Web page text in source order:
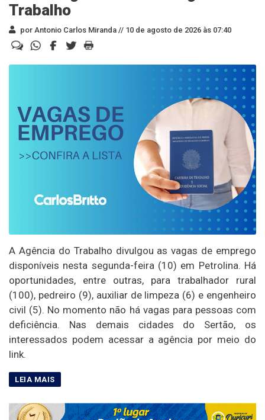
Trabalho
por Antonio Carlos Miranda // 10 de agosto de 2026 às 07:40
A Agência do Trabalho divulgou as vagas de emprego
disponíveis nesta segunda-feira (10) em Petrolina. Há
oportunidades, entre outras, para trabalhador rural
(100), pedreiro (9), auxiliar de limpeza (6) e engenheiro
civil (5). No momento não há vagas para pessoas com
deficiência. Nas demais cidades do Sertão, os
interessados podem acessar a agência por meio do
link.